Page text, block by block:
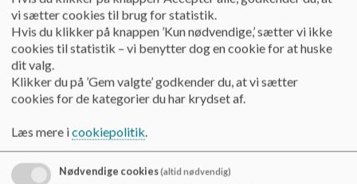
Feriekalender skoleåret 2024-2025
Første skoledag: 12. august
Efterårsferie: 12. oktober - 20. oktober
vi sætter cookies til brug for statistik.
Hvis du klikker på knappen ’Kun nødvendige,’ sætter vi ikke
cookies til statistik – vi benytter dog en cookie for at huske
dit valg.
Klikker du på ’Gem valgte’ godkender du, at vi sætter
cookies for de kategorier du har krydset af.
Læs mere icookiepolitik.
Nødvendige cookies(altid nødvendig)